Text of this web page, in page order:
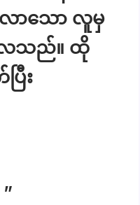
လာသော လူမှ
ေသည်။ ထို
း